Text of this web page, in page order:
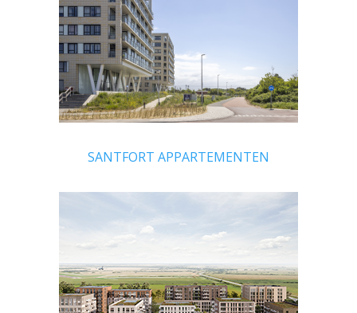
SANTFORT APPARTEMENTEN